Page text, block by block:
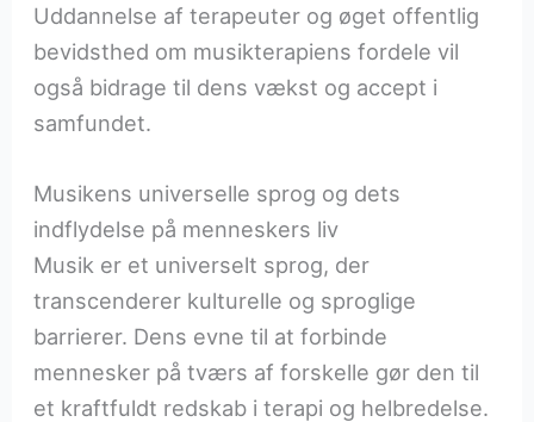
Uddannelse af terapeuter og øget offentlig
bevidsthed om musikterapiens fordele vil
også bidrage til dens vækst og accept i
samfundet.
Musikens universelle sprog og dets
indflydelse på menneskers liv
Musik er et universelt sprog, der
transcenderer kulturelle og sproglige
barrierer. Dens evne til at forbinde
mennesker på tværs af forskelle gør den til
et kraftfuldt redskab i terapi og helbredelse.